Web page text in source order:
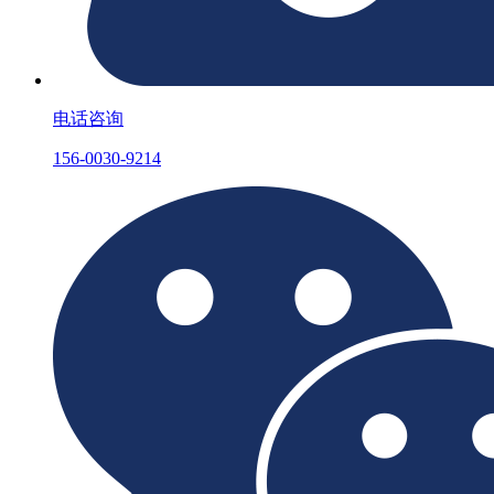
电话咨询
156-0030-9214